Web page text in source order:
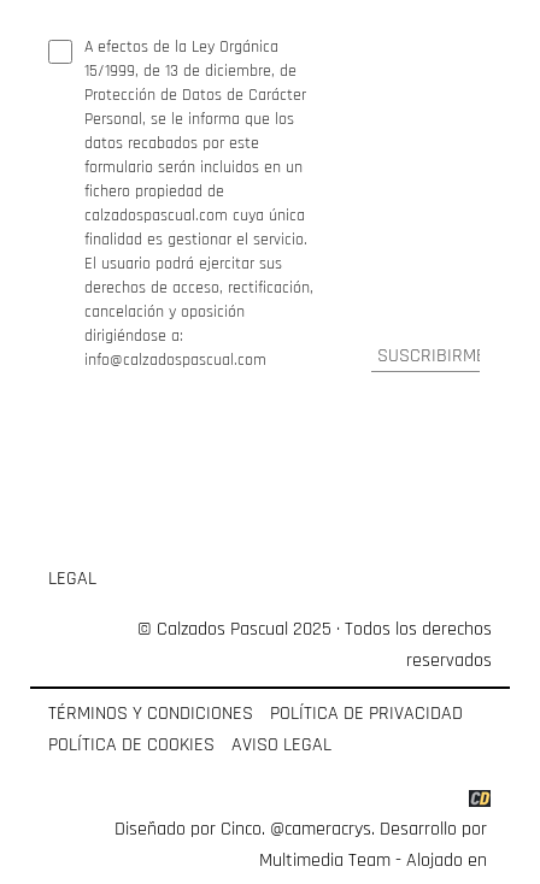
A efectos de la Ley Orgánica
15/1999, de 13 de diciembre, de
Protección de Datos de Carácter
Personal, se le informa que los
datos recabados por este
formulario serán incluidos en un
fichero propiedad de
calzadospascual.com cuya única
finalidad es gestionar el servicio.
El usuario podrá ejercitar sus
derechos de acceso, rectificación,
cancelación y oposición
dirigiéndose a:
info@calzadospascual.com
LEGAL
© Calzados Pascual 2025 · Todos los derechos
reservados
TÉRMINOS Y CONDICIONES
POLÍTICA DE PRIVACIDAD
POLÍTICA DE COOKIES
AVISO LEGAL
Diseñado por Cinco. @cameracrys. Desarrollo por
Multimedia Team- Alojado en